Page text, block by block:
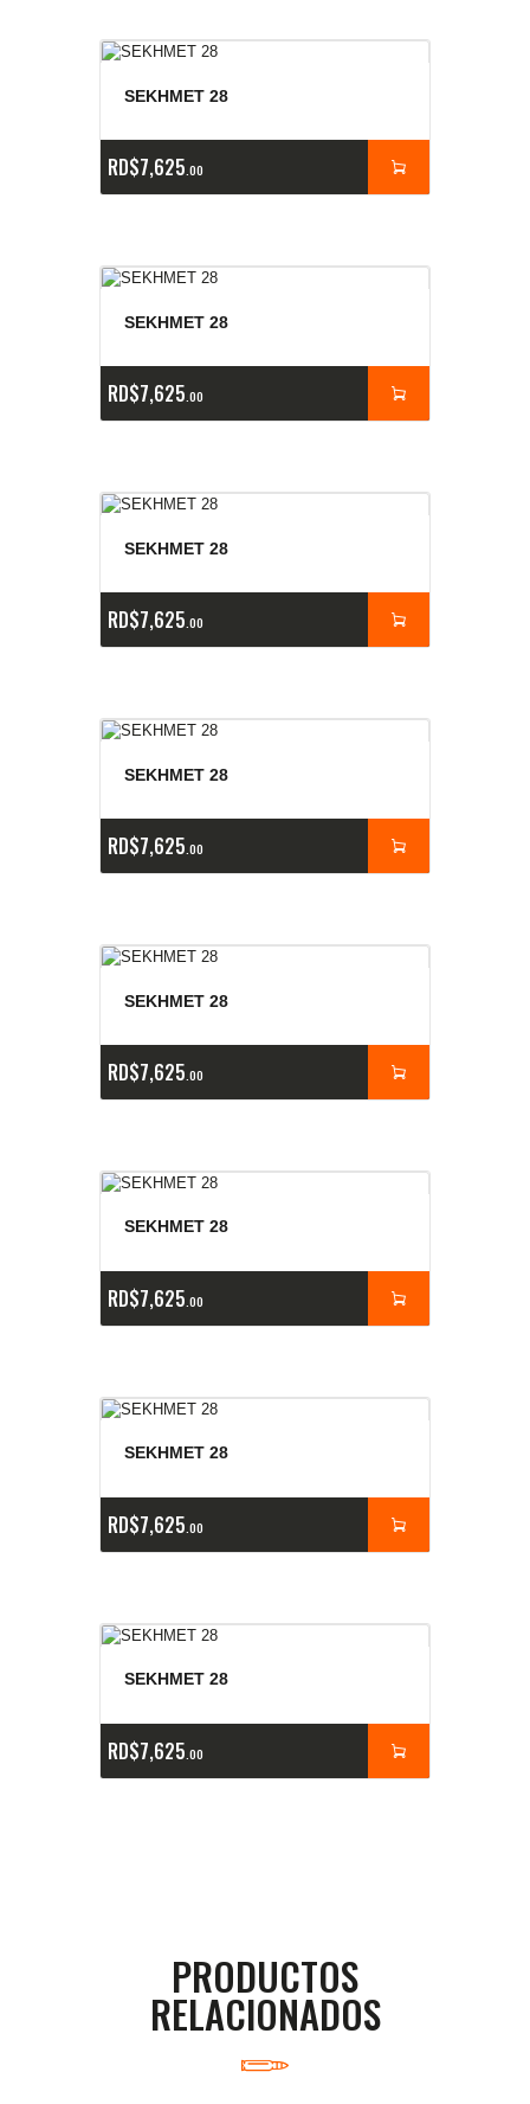
SEKHMET 28
RD$7,625 00
SEKHMET 28
RD$7,625 00
SEKHMET 28
RD$7,625 00
SEKHMET 28
RD$7,625 00
SEKHMET 28
RD$7,625 00
SEKHMET 28
RD$7,625 00
SEKHMET 28
RD$7,625 00
SEKHMET 28
RD$7,625 00
PRODUCTOS
RELACIONADOS